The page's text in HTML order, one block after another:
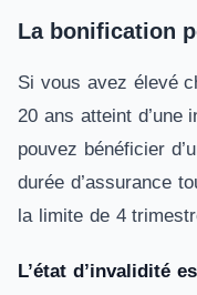
La bonification
Si vous avez élevé
20 ans atteint d’une
pouvez bénéficier
durée d’assurance
la limite de 4
L’état d’invalidité